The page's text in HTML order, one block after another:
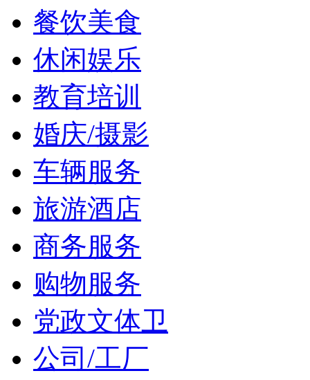
餐饮美食
休闲娱乐
教育培训
婚庆/摄影
车辆服务
旅游酒店
商务服务
购物服务
党政文体卫
公司/工厂